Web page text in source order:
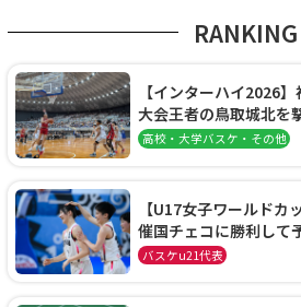
RANKING
【インターハイ2026
大会王者の鳥取城北を
阜女子に完勝、大会3
高校・大学バスケ・その他
【U17女子ワールドカ
催国チェコに勝利して
通過！準々決勝の相手
バスケu21代表